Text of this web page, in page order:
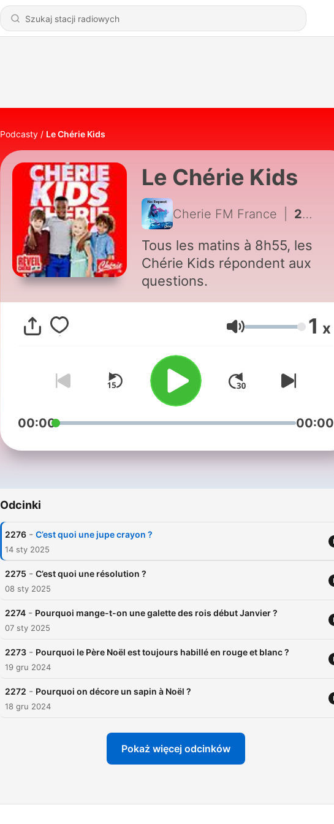
Podcasty Le Chérie Kids
Le Chérie Kids
Cherie FM France 2276 - C’est quoi une jupe crayon ?
Tous les matins à 8h55, les
Chérie Kids répondent aux
questions.
Głośność 1 x
00:00 00:00
Odcinki
2276 - C’est quoi une jupe crayon ?
14 sty 2025
2275 - C’est quoi une résolution ?
08 sty 2025
2274 - Pourquoi mange-t-on une galette des rois début Janvier ?
07 sty 2025
2273 - Pourquoi le Père Noël est toujours habillé en rouge et blanc ?
19 gru 2024
2272 - Pourquoi on décore un sapin à Noël ?
18 gru 2024
Pokaż więcej odcinków